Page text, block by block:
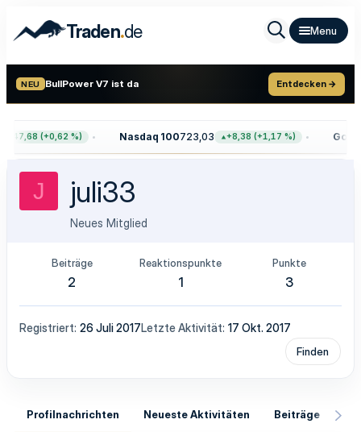
Traden.de
NEU BullPower V7 ist da Entdecken →
+47,68 (+0,62 %) Nasdaq 100723,03 +8,38 (+1,17 %) Gold
J juli33
Neues Mitglied
Beiträge
2
Reaktionspunkte
1
Punkte
3
Registriert 26 Juli 2017Letzte Aktivität 17 Okt. 2017
Finden
Profilnachrichten Neueste Aktivitäten Beiträge